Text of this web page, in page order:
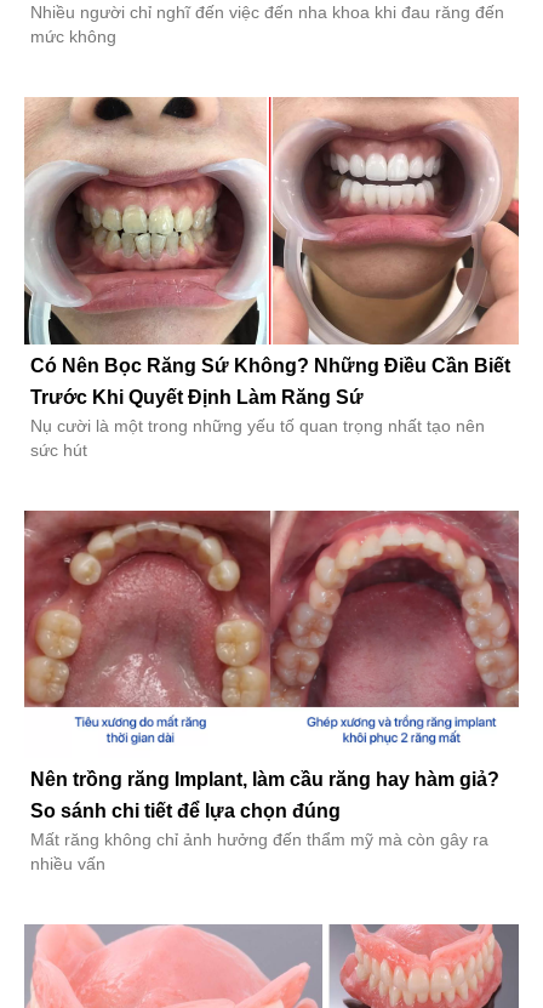
Nhiều người chỉ nghĩ đến việc đến nha khoa khi đau răng đến
mức không
Có Nên Bọc Răng Sứ Không? Những Điều Cần Biết
Trước Khi Quyết Định Làm Răng Sứ
Nụ cười là một trong những yếu tố quan trọng nhất tạo nên
sức hút
Nên trồng răng Implant, làm cầu răng hay hàm giả?
So sánh chi tiết để lựa chọn đúng
Mất răng không chỉ ảnh hưởng đến thẩm mỹ mà còn gây ra
nhiều vấn